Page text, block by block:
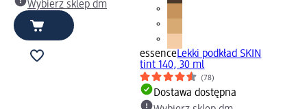
Wybierz sklep dm
essenceLekki podkład SKIN
tint 140, 30 ml
(78)
Dostawa dostępna